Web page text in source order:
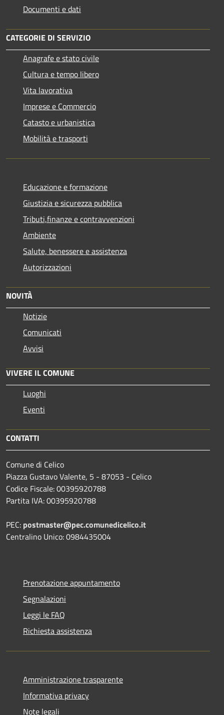
Documenti e dati
CATEGORIE DI SERVIZIO
Anagrafe e stato civile
Cultura e tempo libero
Vita lavorativa
Imprese e Commercio
Catasto e urbanistica
Mobilità e trasporti
Educazione e formazione
Giustizia e sicurezza pubblica
Tributi,finanze e contravvenzioni
Ambiente
Salute, benessere e assistenza
Autorizzazioni
NOVITÀ
Notizie
Comunicati
Avvisi
VIVERE IL COMUNE
Luoghi
Eventi
CONTATTI
Comune di Celico
Piazza Gustavo Valente, 5 - 87053 - Celico
Codice Fiscale: 00395920788
Partita IVA: 00395920788
PEC: postmaster@pec.comunedicelico.it
Centralino Unico: 0984435004
Prenotazione appuntamento
Segnalazioni
Leggi le FAQ
Richiesta assistenza
Amministrazione trasparente
Informativa privacy
Note legali